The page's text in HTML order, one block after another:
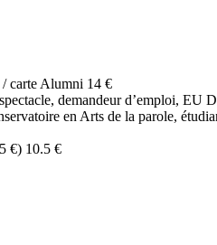
carte Alumni 14 €
demandeur d’emploi, EU
en Arts de la parole,
€) 10.5 €